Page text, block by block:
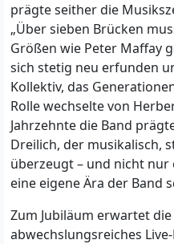
prägte seither die
„Über sieben Brücken
Größen wie Peter Maffay
sich stetig neu erfunden
Kollektiv, das
Rolle wechselte von
Jahrzehnte die Band
Dreilich, der musikalisch,
überzeugt – und nicht
eine eigene Ära der Band
Zum Jubiläum erwartet
abwechslungsreiches